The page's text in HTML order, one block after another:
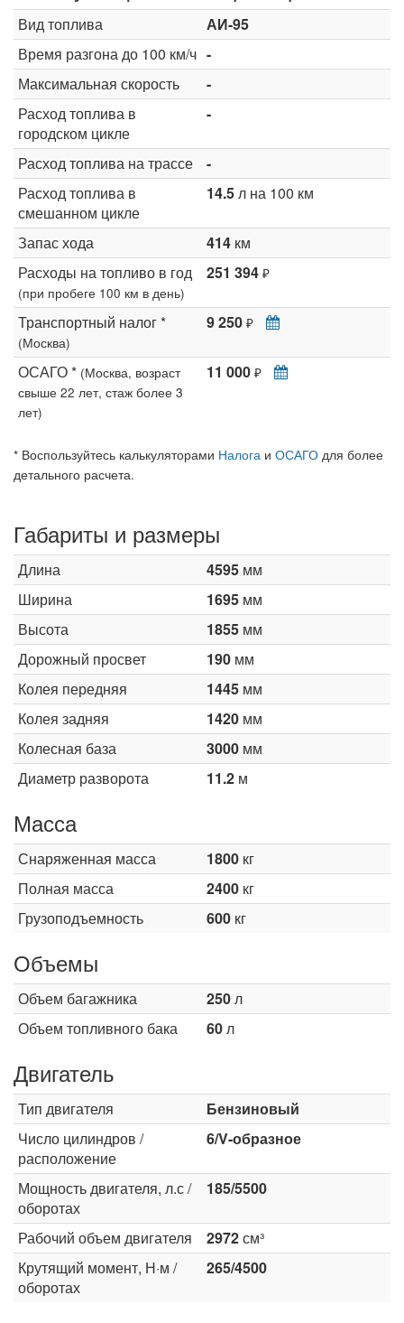
Вид топлива
АИ-95
Время разгона до 100 км/ч -
Максимальная скорость
-
Расход топлива в
городском цикле
-
Расход топлива на трассе
-
Расход топлива в
смешанном цикле
14.5л на 100 км
Запас хода 414 км
Расходы на топливо в год
(при пробеге 100 км в день)
251 394 ₽
Транспортный налог *
(Москва)
9 250 ₽
ОСАГО * (Москва, возраст
свыше 22 лет, стаж более 3
лет)
11 000 ₽
* Воспользуйтесь калькуляторами Налога и ОСАГО для более
детального расчета.
Габариты и размеры
Длина 4595 мм
Ширина
1695 мм
Высота
1855 мм
Дорожный просвет
190 мм
Колея передняя
1445 мм
Колея задняя
1420 мм
Колесная база
3000 мм
Диаметр разворота
11.2 м
Масса
Снаряженная масса 1800 кг
Полная масса
2400 кг
Грузоподъемность
600 кг
Объемы
Объем багажника 250л
Объем топливного бака
60л
Двигатель
Тип двигателя
Бензиновый
Число цилиндров /
расположение
6/V-образное
Мощность двигателя, л.с /
оборотах
185/5500
Рабочий объем двигателя 2972см³
Крутящий момент, Н·м /
оборотах
265/4500